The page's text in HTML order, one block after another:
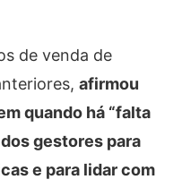
de venda de
afirmou
quando há “falta
gestores para
e para lidar com